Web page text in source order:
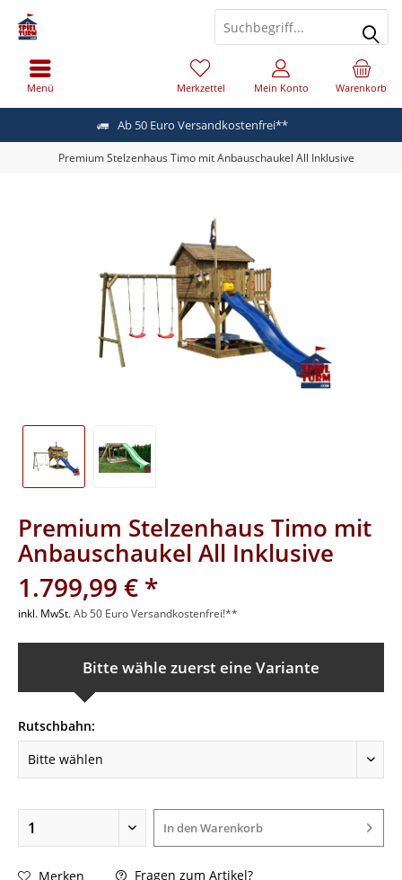
Ab 50 Euro Versandkostenfrei**
Menü Warenkorb
Merkzettel Mein Konto
Premium Stelzenhaus Timo mit Anbauschaukel All Inklusive
Premium Stelzenhaus Timo mit
Anbauschaukel All Inklusive
1.799,99 € *
inkl. MwSt.Ab 50 Euro Versandkostenfrei!**
Bitte wähle zuerst eine Variante
Rutschbahn:
In denWarenkorb
Merken Fragen zum Artikel?